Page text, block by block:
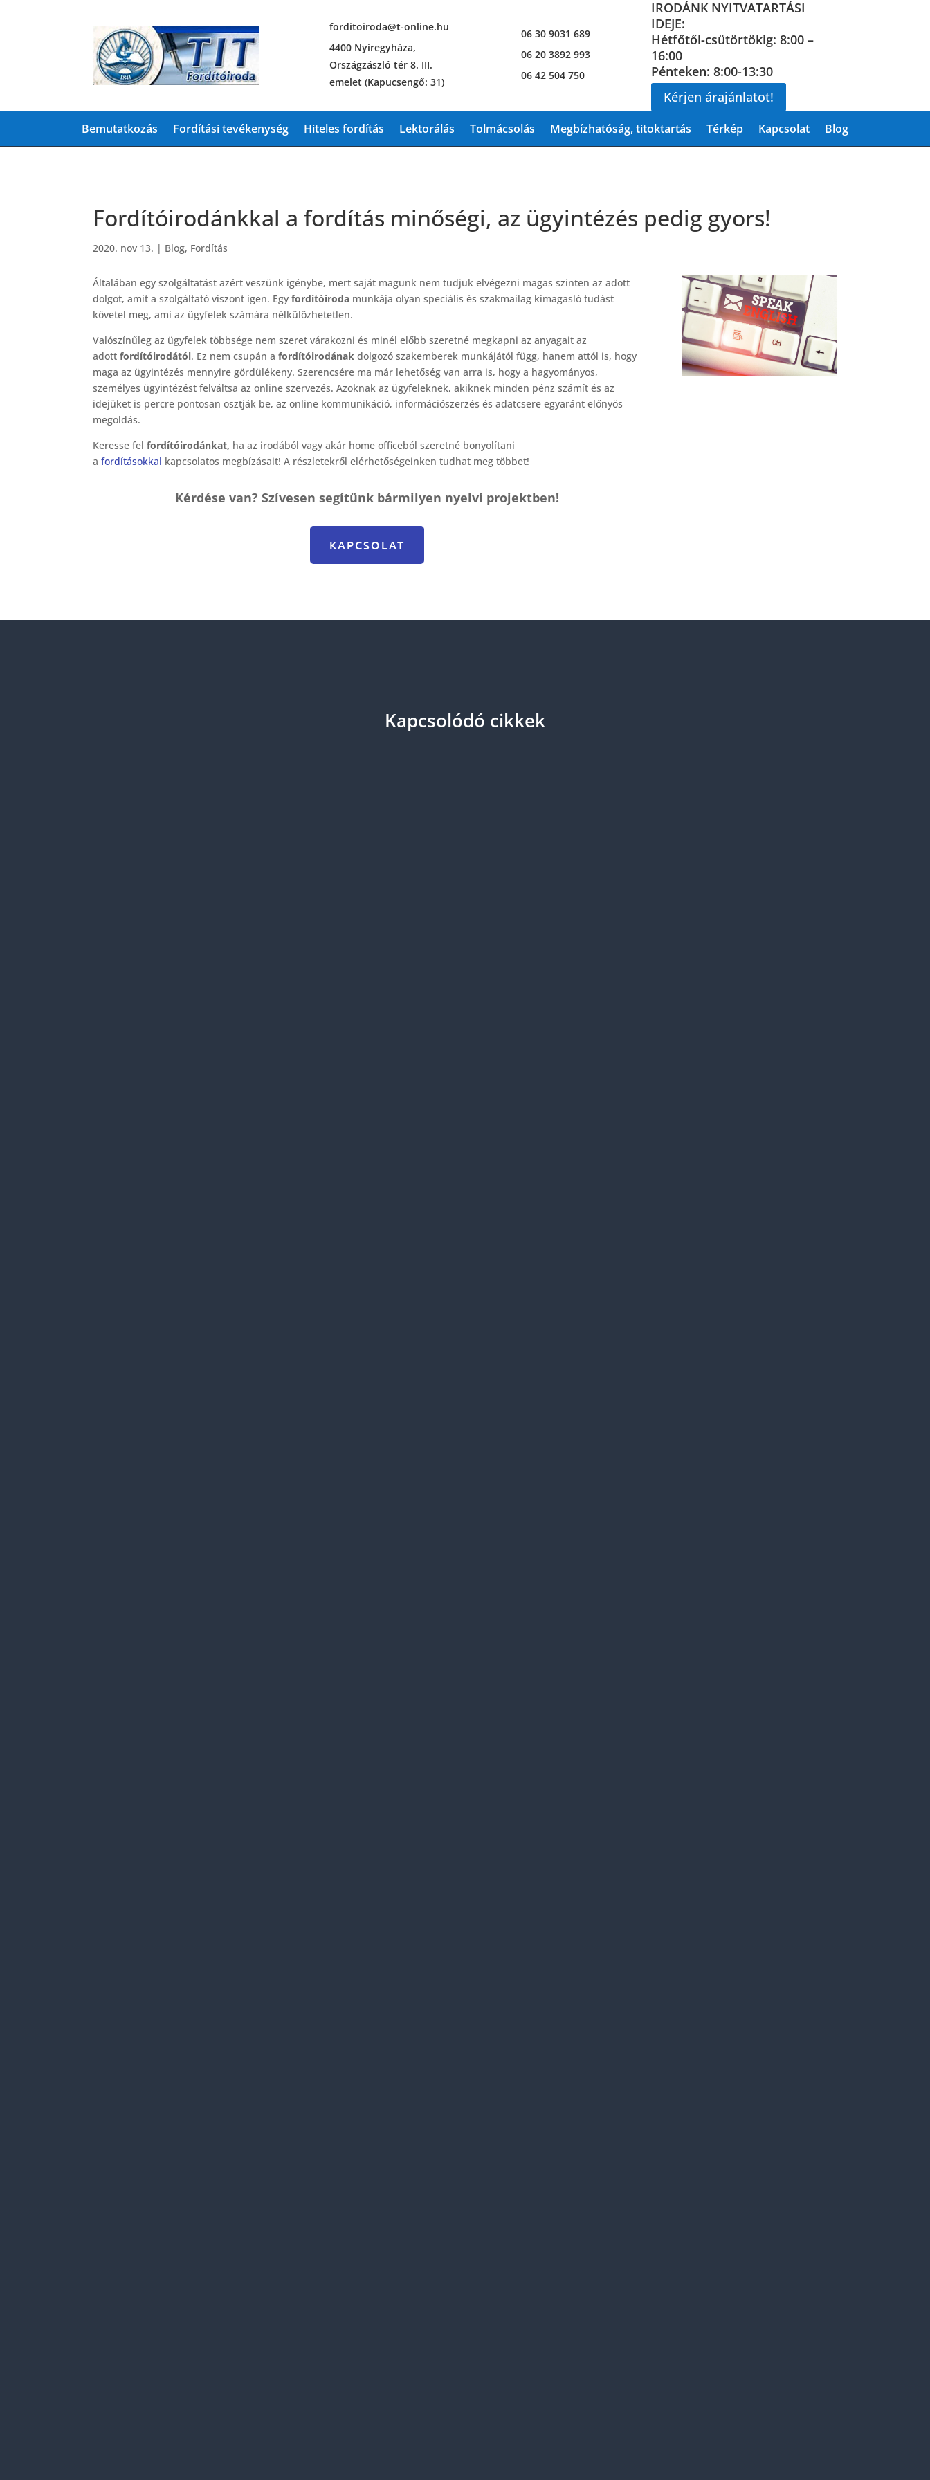
forditoiroda@t-online.hu
4400 Nyíregyháza,
Országzászló tér 8. III.
emelet (Kapucsengő: 31)
06 30 9031 689
06 20 3892 993
06 42 504 750
IRODÁNK NYITVATARTÁSI
IDEJE:
Hétfőtől-csütörtökig: 8:00 –
16:00
Pénteken: 8:00-13:30
Kérjen árajánlatot!
Bemutatkozás Fordítási tevékenység Hiteles fordítás Lektorálás Tolmácsolás Megbízhatóság, titoktartás Térkép Kapcsolat Blog
Fordítóirodánkkal a fordítás minőségi, az ügyintézés pedig gyors!
2020. nov 13. | Blog, Fordítás
Általában egy szolgáltatást azért veszünk igénybe, mert saját magunk nem tudjuk elvégezni magas szinten az adott
dolgot, amit a szolgáltató viszont igen. Egy fordítóiroda munkája olyan speciális és szakmailag kimagasló tudást
követel meg, ami az ügyfelek számára nélkülözhetetlen.
Valószínűleg az ügyfelek többsége nem szeret várakozni és minél előbb szeretné megkapni az anyagait az
adott fordítóirodától. Ez nem csupán afordítóirodának dolgozó szakemberek munkájától függ, hanem attól is, hogy
maga az ügyintézés mennyire gördülékeny. Szerencsére ma már lehetőség van arra is, hogy a hagyományos,
személyes ügyintézést felváltsa az online szervezés. Azoknak az ügyfeleknek, akiknek minden pénz számít és az
idejüket is percre pontosan osztják be, az online kommunikáció, információszerzés és adatcsere egyaránt előnyös
megoldás.
Keresse felfordítóirodánkat, ha az irodából vagy akár home officeból szeretné bonyolítani
afordításokkal kapcsolatos megbízásait! A részletekről elérhetőségeinken tudhat meg többet!
Kérdése van? Szívesen segítünk bármilyen nyelvi projektben!
KAPCSOLAT
Kapcsolódó cikkek